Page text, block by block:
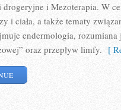
i Mezoterapia. W
i ciała, a także tematy
endermologia,
oraz przepływ limfy. [